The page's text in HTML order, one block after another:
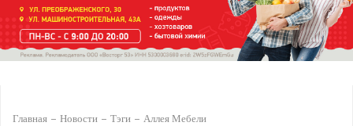
Главная Новости Тэги Аллея Мебели